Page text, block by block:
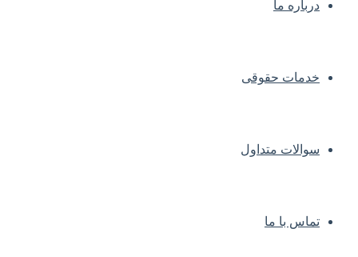
درباره ما
خدمات حقوقی
سوالات متداول
تماس با ما